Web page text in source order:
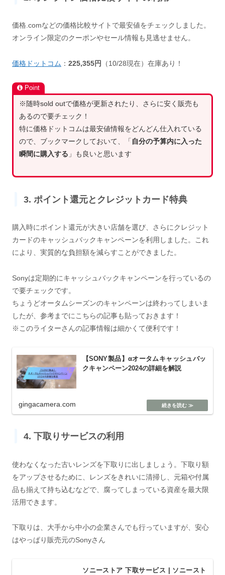
価格.comなどの価格比較サイトで最安値をチェックしました。
オンライン限定のクーポンやセール情報も見逃せません。
価格ドットコム ： 225,355円 （10/28現在）在庫あり！
Point
※随時sold outで価格が更新されたり、さらに安く販売も
あるので要チェック！
特に価格ドットコムは最安値情報をどんどん仕入れている
ので、ブックマークしておいて、「 自分の予算内に入った
瞬間に購入する 」も良いと思います
3. ポイント還元とクレジットカード特典
購入時にポイント還元が大きい店舗を選び、さらにクレジット
カードのキャッシュバックキャンペーンを利用しました。これ
により、実質的な負担額を減らすことができました。
Sonyは定期的にキャッシュバックキャンペーンを行っているの
で要チェックです。
ちょうどオータムシーズンのキャンペーンは終わってしまいま
したが、参考までにこちらの記事も貼っておきます！
※このライターさんの記事情報は細かくて便利です！
【SONY製品】αオータムキャッシュバッ
クキャンペーン2024の詳細を解説
gingacamera.com
4. 下取りサービスの利用
使わなくなった古いレンズを下取りに出しましょう。下取り額
をアップさせるために、レンズをきれいに清掃し、元箱や付属
品も揃えて持ち込むなどで、腐ってしまっている資産を最大限
活用できます。
下取りは、大手から中小の企業さんでも行っていますが、安心
はやっぱり販売元のSonyさん
ソニーストア 下取サービス | ソニースト